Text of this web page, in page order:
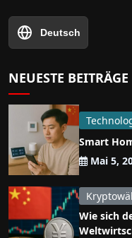
Deutsch
NEUESTE BEITRÄGE
Smart
Mai 5,
Wie sich